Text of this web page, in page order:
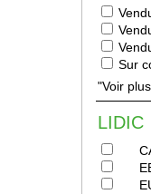
Sur
"Voir
LIDIC